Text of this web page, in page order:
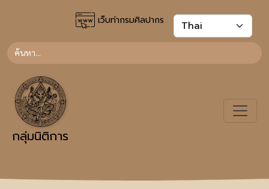
เว็บท่ากรมศิลปากร
กลุ่มนิติการ